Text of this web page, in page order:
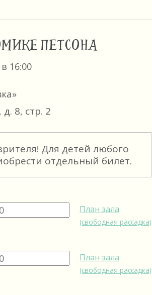
ПЕТСОНА
16:00
8, стр. 2
Для детей любого
отдельный билет.
План зала
(свободная рассадка)
План зала
(свободная рассадка)